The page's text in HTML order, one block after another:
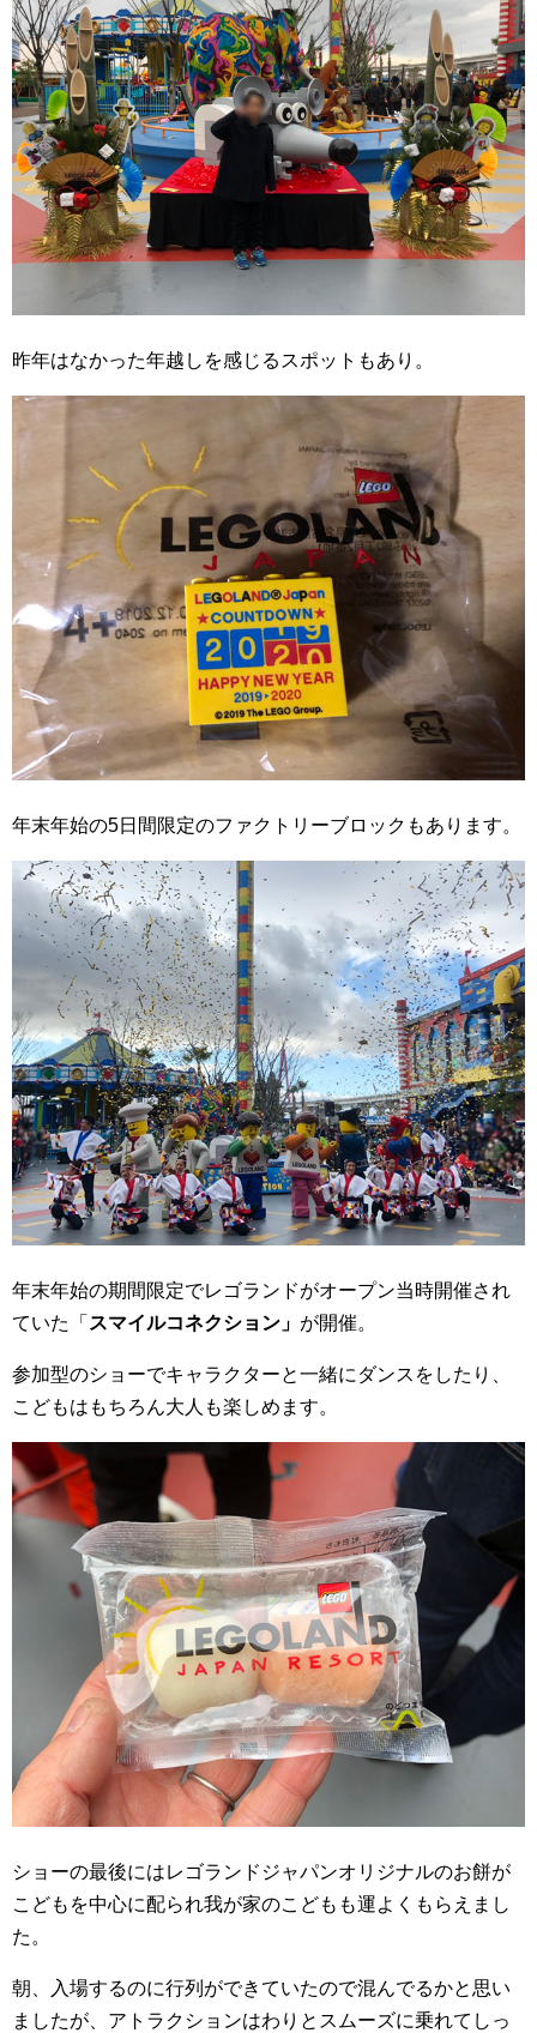
昨年はなかった年越しを感じるスポットもあり。
年末年始の5日間限定のファクトリーブロックもあります。
年末年始の期間限定でレゴランドがオープン当時開催され
ていた「 スマイルコネクション」 が開催。
参加型のショーでキャラクターと一緒にダンスをしたり、
こどもはもちろん大人も楽しめます。
ショーの最後にはレゴランドジャパンオリジナルのお餅が
こどもを中心に配られ我が家のこどもも運よくもらえまし
た。
朝、入場するのに行列ができていたので混んでるかと思い
ましたが、アトラクションはわりとスムーズに乗れてしっ